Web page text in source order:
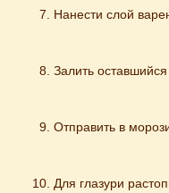
Нанести слой
Залить оставшийся
Отправить в
Для глазури